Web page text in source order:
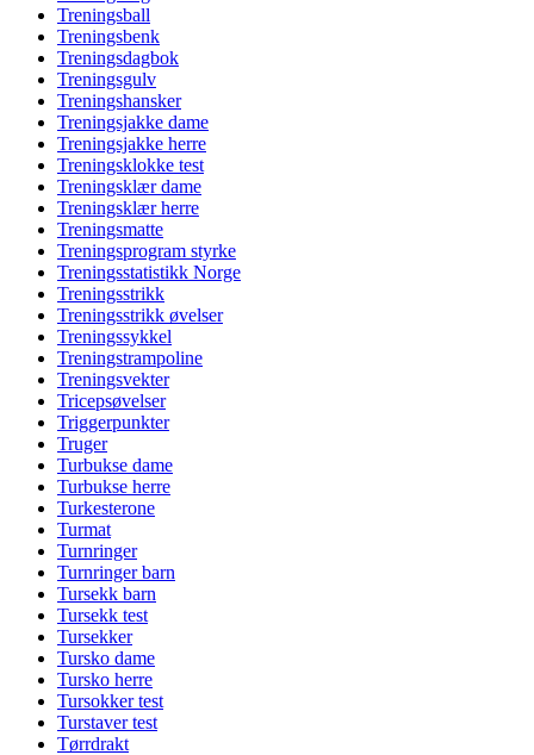
Treningsball
Treningsbenk
Treningsdagbok
Treningsgulv
Treningshansker
Treningsjakke dame
Treningsjakke herre
Treningsklokke test
Treningsklær dame
Treningsklær herre
Treningsmatte
Treningsprogram styrke
Treningsstatistikk Norge
Treningsstrikk
Treningsstrikk øvelser
Treningssykkel
Treningstrampoline
Treningsvekter
Tricepsøvelser
Triggerpunkter
Truger
Turbukse dame
Turbukse herre
Turkesterone
Turmat
Turnringer
Turnringer barn
Tursekk barn
Tursekk test
Tursekker
Tursko dame
Tursko herre
Tursokker test
Turstaver test
Tørrdrakt